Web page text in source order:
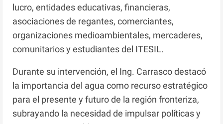
lucro, entidades educativas, financieras,
asociaciones de regantes, comerciantes,
organizaciones medioambientales, mercaderes,
comunitarios y estudiantes del ITESIL.
Durante su intervención, el Ing. Carrasco destacó
la importancia del agua como recurso estratégico
para el presente y futuro de la región fronteriza,
subrayando la necesidad de impulsar políticas y